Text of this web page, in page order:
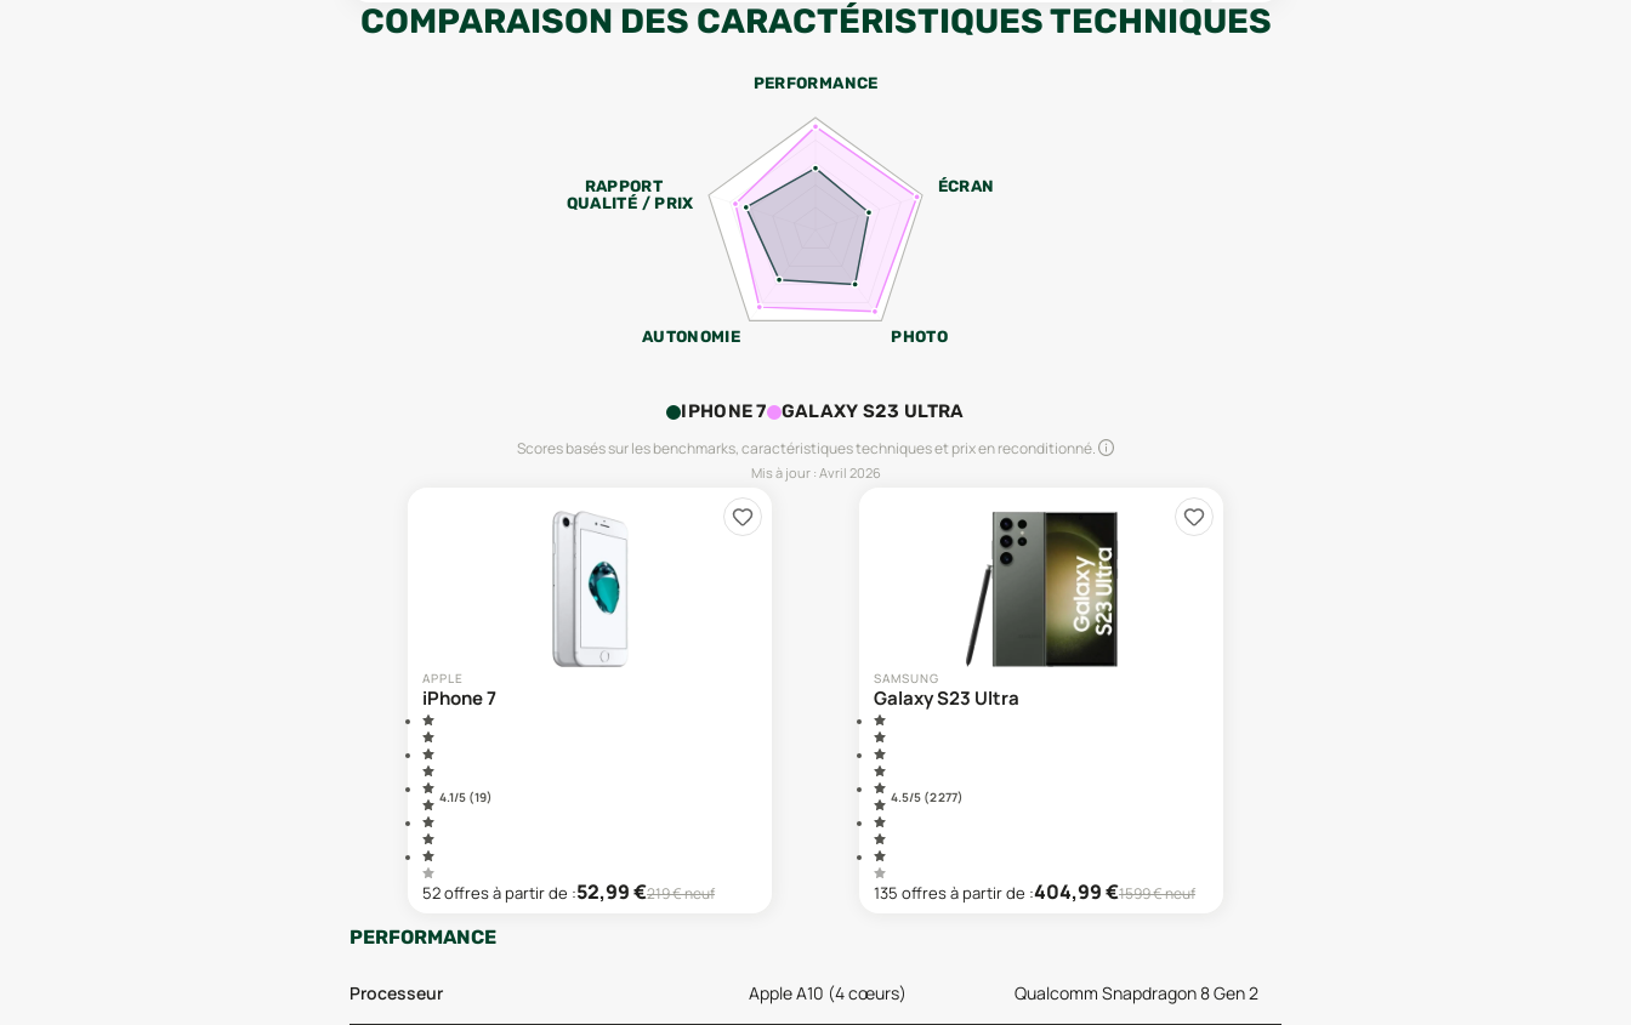
COMPARAISON DES CARACTÉRISTIQUES TECHNIQUES
PERFORMANCE
ÉCRAN
PHOTO
AUTONOMIE
RAPPORT
QUALITÉ / PRIX
IPHONE 7 GALAXY S23 ULTRA
Scores basés sur les benchmarks, caractéristiques techniques et prix en reconditionné.
Mis à jour : Avril 2026
APPLE
iPhone 7
4.1/5 (19)
52offresà partir de :52,99€219€ neuf
SAMSUNG
Galaxy S23 Ultra
4.5/5 (2 277)
135 offresà partir de :404,99€1599€ neuf
PERFORMANCE
Processeur Apple A10 (4 cœurs) Qualcomm Snapdragon 8 Gen 2